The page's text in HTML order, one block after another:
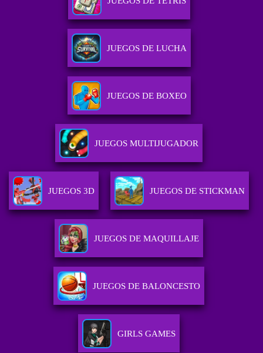
JUEGOS DE LUCHA
JUEGOS DE BOXEO
JUEGOS MULTIJUGADOR
JUEGOS 3D JUEGOS DE STICKMAN
JUEGOS DE MAQUILLAJE
JUEGOS DE BALONCESTO
GIRLS GAMES